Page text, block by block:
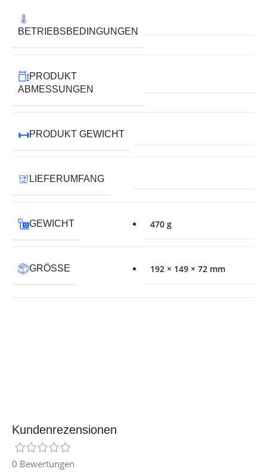
BETRIEBSBEDINGUNGEN
PRODUKT
ABMESSUNGEN
PRODUKT GEWICHT
LIEFERUMFANG
GEWICHT 470 g
GRÖSSE 192 × 149 × 72 mm
Kundenrezensionen
0 Bewertungen